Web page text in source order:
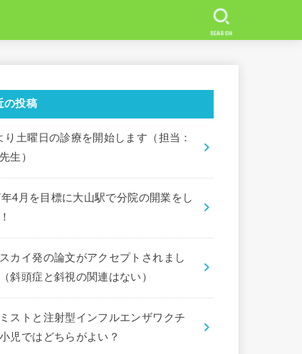
SEARCH
の投稿
り土曜日の診療を開始します（担当：
生）
4月を目標に大山駅で分院の開業をし
カイ発の論文がアクセプトされまし
斜頭症と斜視の関連はない）
ストと注射型インフルエンザワクチ
児ではどちらがよい？